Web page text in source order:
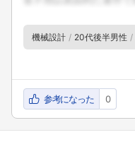
機械設計 20代後半男性
参考になった 0